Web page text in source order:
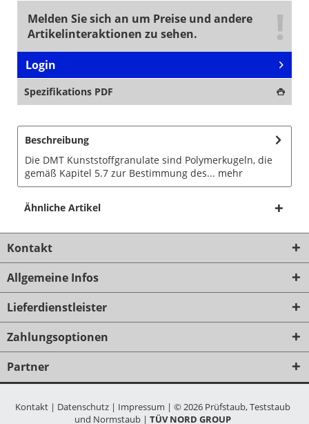
Melden Sie sich an um Preise und andere
Artikelinteraktionen zu sehen.
Login
Spezifikations PDF
Beschreibung
Die DMT Kunststoffgranulate sind Polymerkugeln, die
gemäß Kapitel 5.7 zur Bestimmung des... mehr
Ähnliche Artikel
Kontakt
Allgemeine Infos
Lieferdienstleister
Zahlungsoptionen
Partner
Kontakt | Datenschutz | Impressum | © 2026 Prüfstaub, Teststaub
und Normstaub | TÜV NORD GROUP